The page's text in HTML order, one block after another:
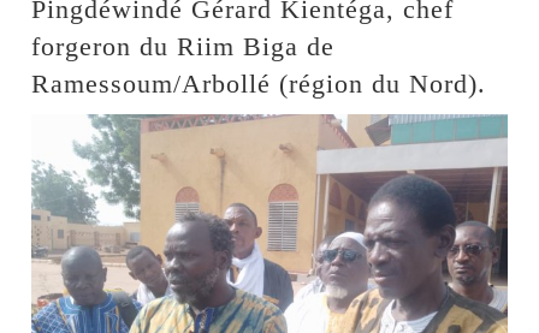
Pingdéwindé Gérard Kientéga, chef
forgeron du Riim Biga de
Ramessoum/Arbollé (région du Nord).